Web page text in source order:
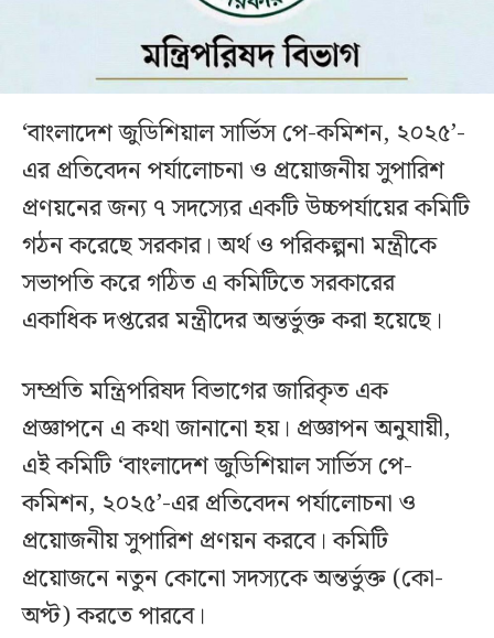
‘বাংলাদেশ জুডিশিয়াল সার্ভিস পে-কমিশন, ২০২৫’-
এর প্রতিবেদন পর্যালোচনা ও প্রয়োজনীয় সুপারিশ
প্রণয়নের জন্য ৭ সদস্যের একটি উচ্চপর্যায়ের কমিটি
গঠন করেছে সরকার। অর্থ ও পরিকল্পনা মন্ত্রীকে
সভাপতি করে গঠিত এ কমিটিতে সরকারের
একাধিক দপ্তরের মন্ত্রীদের অন্তর্ভুক্ত করা হয়েছে।
সম্প্রতি মন্ত্রিপরিষদ বিভাগের জারিকৃত এক
প্রজ্ঞাপনে এ কথা জানানো হয়। প্রজ্ঞাপন অনুযায়ী,
এই কমিটি ‘বাংলাদেশ জুডিশিয়াল সার্ভিস পে-
কমিশন, ২০২৫’-এর প্রতিবেদন পর্যালোচনা ও
প্রয়োজনীয় সুপারিশ প্রণয়ন করবে। কমিটি
প্রয়োজনে নতুন কোনো সদস্যকে অন্তর্ভুক্ত (কো-
অপ্ট) করতে পারবে।